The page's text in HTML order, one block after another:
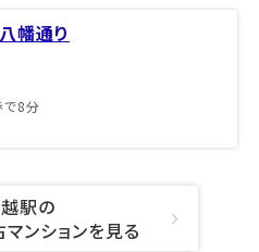
幡通り
で8分
駅の
ンションを見る